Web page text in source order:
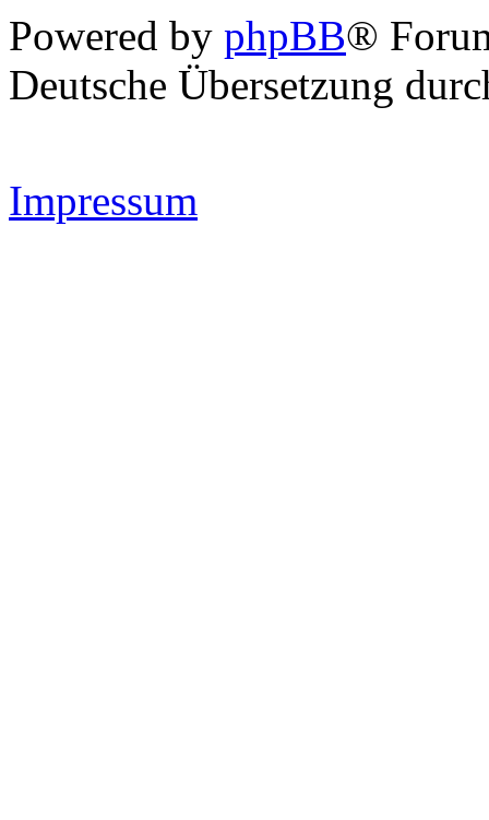
Powered by phpBB®
Deutsche Übersetzung
Impressum